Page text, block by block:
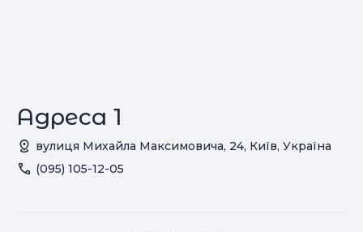
Адреса 1
вулиця Михайла Максимовича, 24, Київ, Україна
(095) 105-12-05